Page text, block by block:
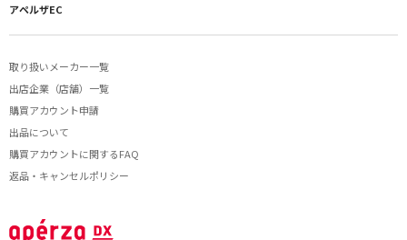
アペルザEC
取り扱いメーカー一覧
出店企業（店舗）一覧
購買アカウント申請
出品について
購買アカウントに関するFAQ
返品・キャンセルポリシー